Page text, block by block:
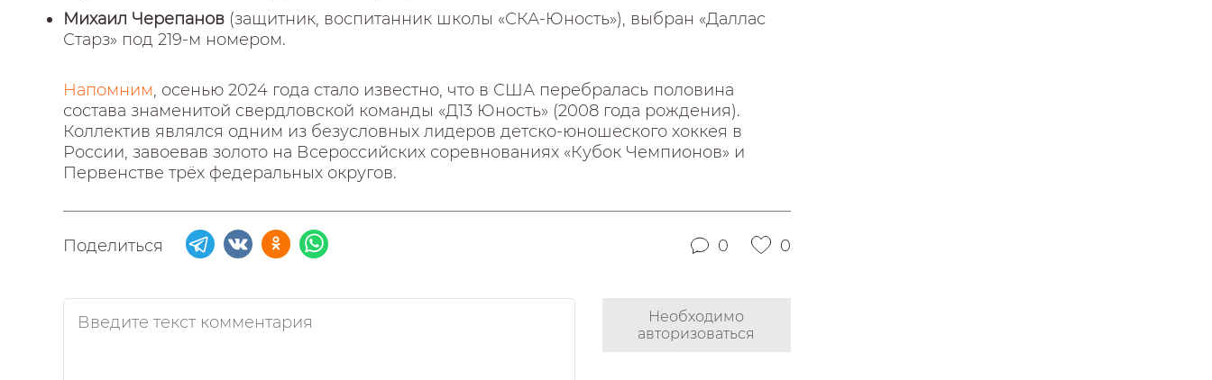
Михаил Черепанов (защитник, воспитанник школы «СКА-Юность»), выбран «Даллас
Старз» под 219-м номером.
Напомним, осенью 2024 года стало известно, что в США перебралась половина
состава знаменитой свердловской команды «Д13 Юность» (2008 года рождения).
Коллектив являлся одним из безусловных лидеров детско-юношеского хоккея в
России, завоевав золото на Всероссийских соревнованиях «Кубок Чемпионов» и
Первенстве трёх федеральных округов.
Поделиться 0 0
Необходимо
авторизоваться